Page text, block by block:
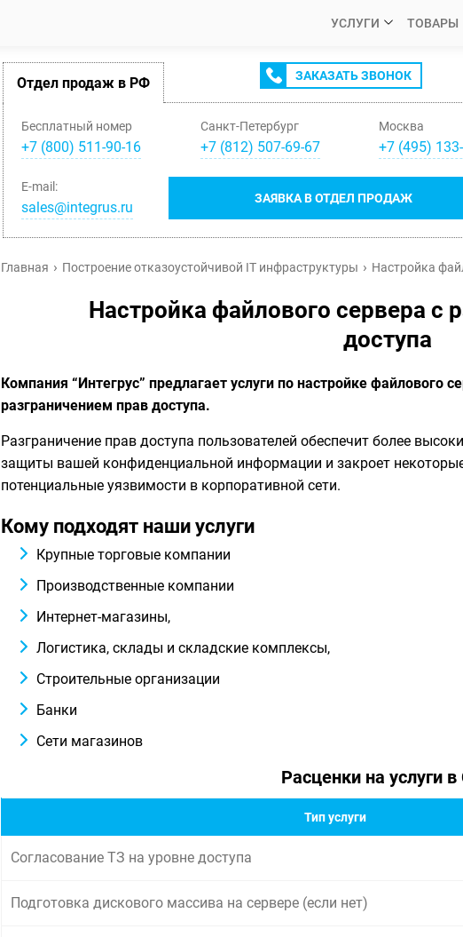
УСЛУГИ ТОВАРЫ
Отдел продаж в РФ ЗАКАЗАТЬ ЗВОНОК
Бесплатный номер
+7 (800) 511-90-16
Санкт-Петербург
+7(812) 507-69-67
Москва
+7 (495)
ЗАЯВКА В ОТДЕЛ ПРОДАЖ
E-mail:
sales@integrus.ru
Главная Построение отказоустойчивой IT инфраструктуры Настройка
Настройка файлового сервера с
доступа
Компания “Интегрус” предлагает услуги по настройке файлового
разграничением прав доступа.
Разграничение прав доступа пользователей обеспечит более
защиты вашей конфиденциальной информации и закроет
потенциальные уязвимости в корпоративной сети.
Кому подходят наши услуги
Крупные торговые компании
Производственные компании
Интернет-магазины,
Логистика, склады и складские комплексы,
Строительные организации
Банки
Сети магазинов
Расценки на услуги
Тип услуги
Согласование ТЗ на уровне доступа
Подготовка дискового массива на сервере (если нет)